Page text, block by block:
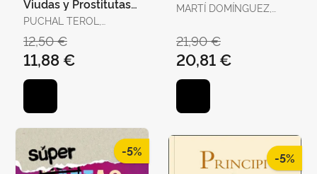
Viudas y Prostitutas
en la Escena
PUCHAL TEROL,
12,50 €
11,88 €
MARTÍ DOMÍNGUEZ,
21,90 €
20,81 €
-5% -5%